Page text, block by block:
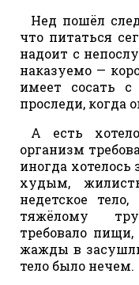
Нед пошёл
что питаться
надоит с
наказуемо —
имеет сосать
проследи, когда
А есть
организм
иногда
худым,
недетское
тяжёлому
требовало
жажды в
тело было нечем.